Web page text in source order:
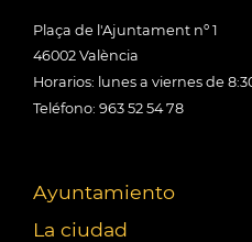
Plaça de l'Ajuntament nº 1
46002 València
Horarios: lunes a viernes de
Teléfono: 963 52 54 78
Ayuntamiento
La ciudad